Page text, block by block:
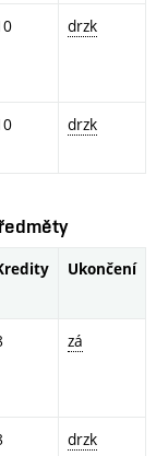
drzk
drzk
Ukončení
zá
drzk